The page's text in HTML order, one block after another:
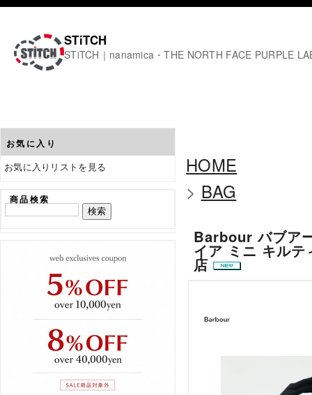
STiTCH
STiTCH｜nanamica・THE NORTH FACE PURPLE
お気に入り
お気に入りリストを見る
商品検索
HOME
> BAG
Barbour バブア
イア ミニ キルテ
店